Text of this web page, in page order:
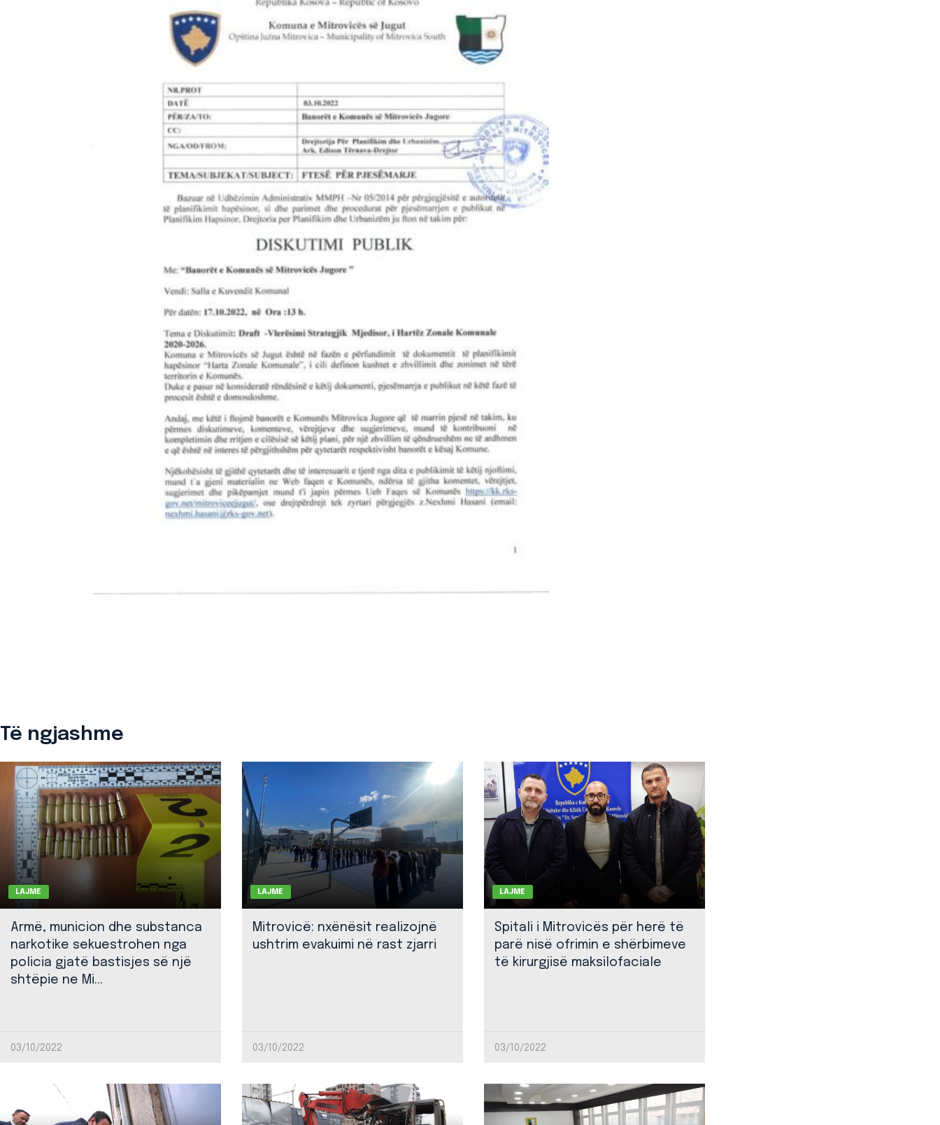
Të ngjashme
LAJME
Armë, municion dhe substanca
narkotike sekuestrohen nga
policia gjatë bastisjes së një
shtëpie ne Mi...
03/10/2022
LAJME
Mitrovicë: nxënësit realizojnë
ushtrim evakuimi në rast zjarri
03/10/2022
LAJME
Spitali i Mitrovicës për herë të
parë nisë ofrimin e shërbimeve
të kirurgjisë maksilofaciale
03/10/2022